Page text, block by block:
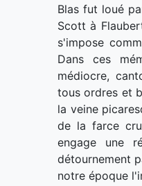
Blas fut loué
Scott à
s'impose
Dans ces
médiocre,
tous ordres et
la veine
de la farce
engage une
détournement
notre époque